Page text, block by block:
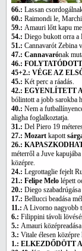
66.: Lassan
60.: Raimondi le,
59.: Amauri lőtt kapu
54.: Diego bukott orra a
51.: Cannavarót Zebina
47.: Cannavarónak
46.:
45+2.: VÉGE AZ
45.: Két perc a ráadás.
42.: EGYENLÍTETT
bólintott a jobb sarokba
40.: Nem a
aligha foglalkoztatja.
31.: Del Piero 19
27.: Mozart kapott
26.:
méterről a Juve
középre.
24.: Legrottaglie fejelt
21.: Felipe Melo lépett
20.: Diego
17.: Bellucci beadása
11.: A Livorno nagyobb
6.: Filippini távoli
5.: Amauri
3.: Vitale élesen
1.: ELKEZDŐDÖTT